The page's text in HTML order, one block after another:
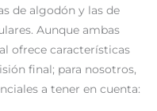
de algodón y las de
Aunque ambas
ofrece características
final; para nosotros,
a tener en cuenta: